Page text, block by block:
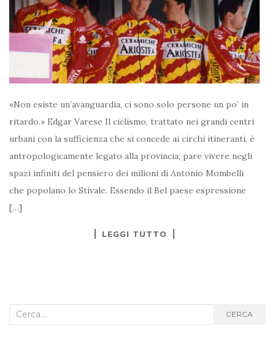
«Non esiste un’avanguardia, ci sono solo persone un po’ in
ritardo.» Edgar Varese Il ciclismo, trattato nei grandi centri
urbani con la sufficienza che si concede ai circhi itineranti, è
antropologicamente legato alla provincia; pare vivere negli
spazi infiniti del pensiero dei milioni di Antonio Mombelli
che popolano lo Stivale. Essendo il Bel paese espressione
[…]
LEGGI TUTTO
Cerca
CERCA